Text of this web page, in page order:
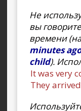
Не
вы
времени
minutes
child).
It was very
They